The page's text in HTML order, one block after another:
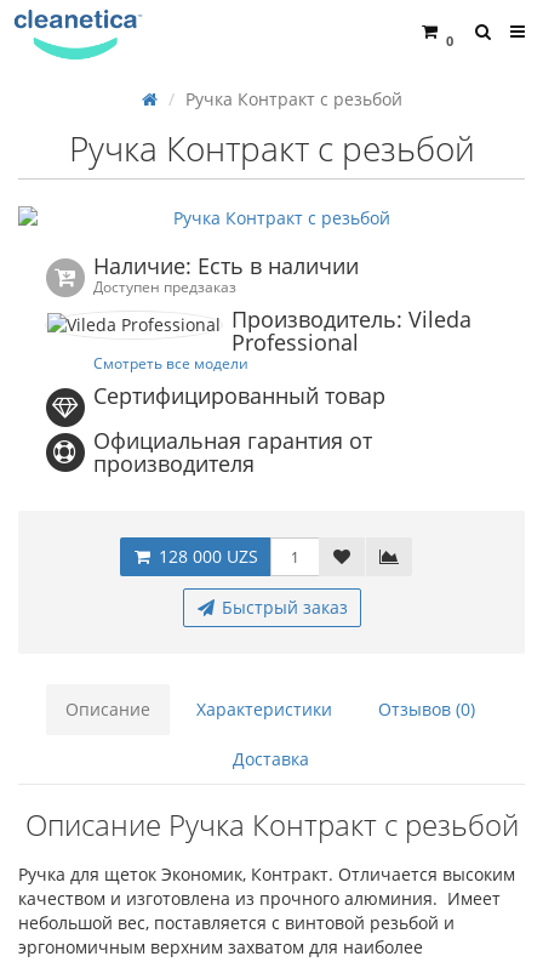
0
Ручка Контракт с резьбой
Ручка Контракт с резьбой
Наличие: Есть в наличии
Доступен предзаказ
Производитель: Vileda
Professional
Смотреть все модели
Сертифицированный товар
Официальная гарантия от
производителя
128 000 UZS
Быстрый заказ
Описание Характеристики Отзывов (0)
Доставка
Описание Ручка Контракт с резьбой
Ручка для щеток Экономик, Контракт. Отличается высоким
качеством и изготовлена из прочного алюминия. Имеет
небольшой вес, поставляется с винтовой резьбой и
эргономичным верхним захватом для наиболее